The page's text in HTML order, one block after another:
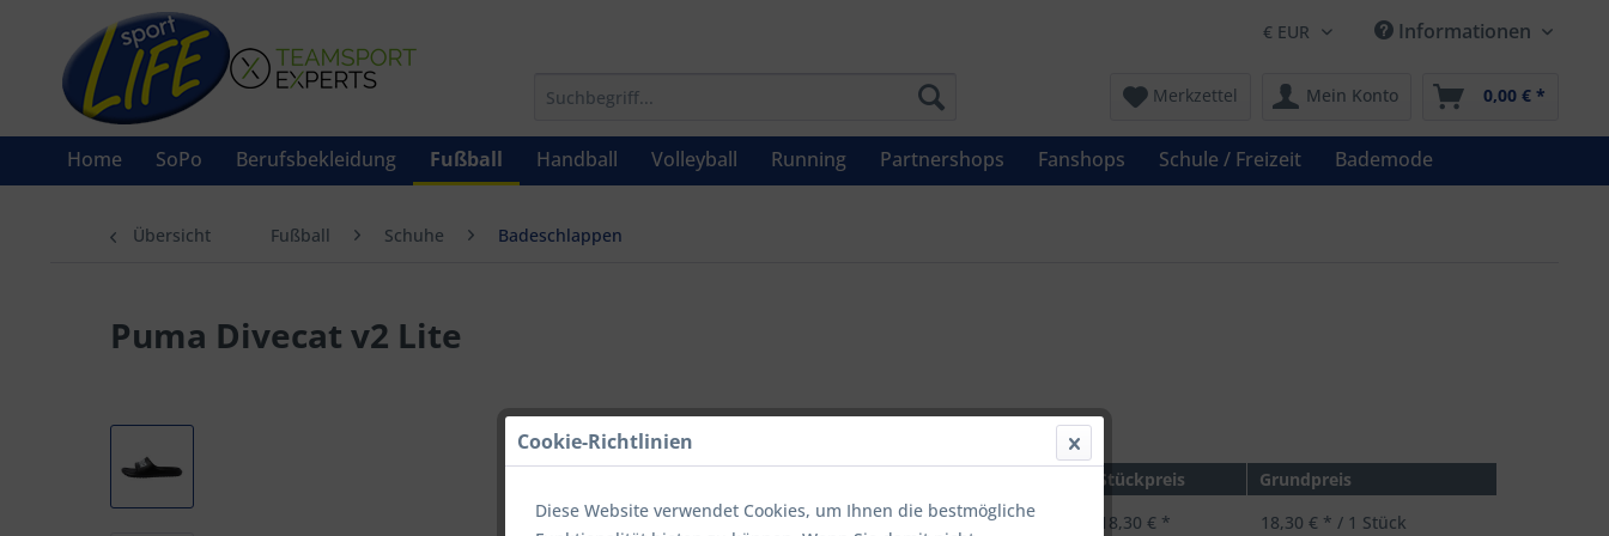
Informationen
Merkzettel Mein Konto 0,00 € *
Home SoPo Berufsbekleidung Fußball Handball Volleyball Running Partnershops Fanshops Schule / Freizeit Bademode
Übersicht Fußball Schuhe Badeschlappen
Puma Divecat v2 Lite
UVP: 22,95 € *
Stückpreis
Grundpreis
bis9 18,30 € * 18,30 € * / 1 Stück
Cookie-Richtlinien
Diese Website verwendet Cookies, um Ihnen die bestmögliche